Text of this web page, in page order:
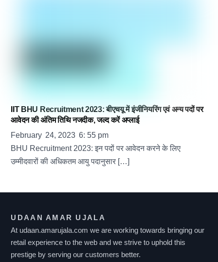
IIT BHU Recruitment 2023: बीएचयू में इंजीनियरिंग एवं अन्य पदों पर
आवेदन की अंतिम तिथि नजदीक, जल्द करें अप्लाई
February 24,2023 6: 55 pm
BHU Recruitment 2023: इन पदों पर आवेदन करने के लिए
उम्मीदवारों की अधिकतम आयु पदानुसार […]
UDAAN AMAR UJALA
At udaan.amarujala.com we are working towards bringing our
retail experience to the web and we strive to uphold this
prestige by serving our customers better.